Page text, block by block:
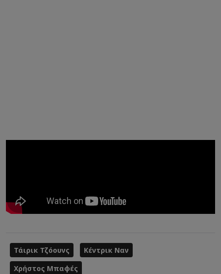
Τάιρικ Τζόουνς
Κέντρικ Ναν
Χρήστος Μπαφές